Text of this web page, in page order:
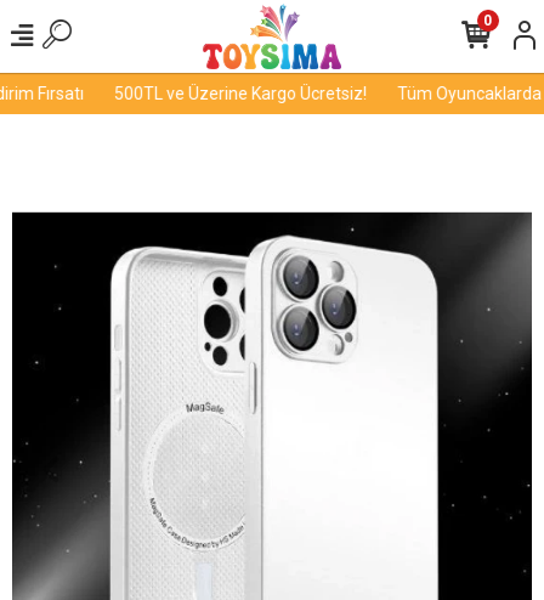
Fırsatı 500TL ve Üzerine Kargo Ücretsiz! Tüm Oyuncaklarda
0